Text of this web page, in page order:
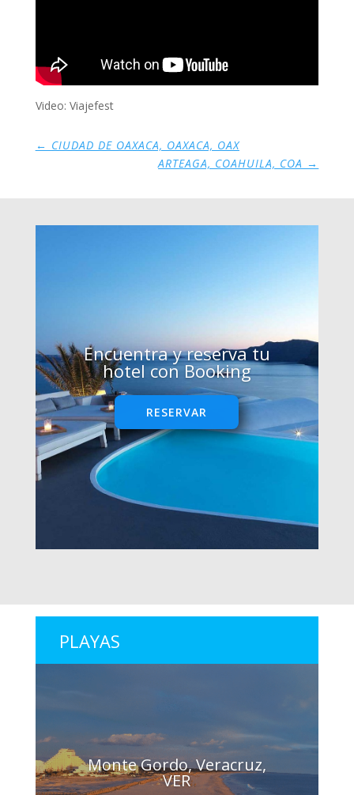
Video: Viajefest
← CIUDAD DE OAXACA, OAXACA, OAX
ARTEAGA, COAHUILA, COA →
Encuentra y reserva tu
hotel con Booking
RESERVAR
PLAYAS
Monte Gordo, Veracruz,
VER